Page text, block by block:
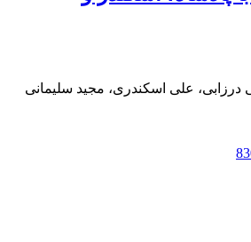
درزابی، علی اسکندری، مجید سلیمانی